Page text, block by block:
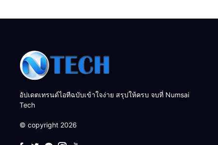
อัปเดตเทรนด์ไอทีฉบับเข้าใจง่าย สรุปให้ครบ จบที่ Numsai
Tech
© copyright 2026